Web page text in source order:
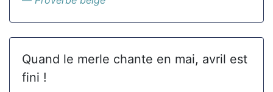
Quand le merle chante en mai, avril est
fini !